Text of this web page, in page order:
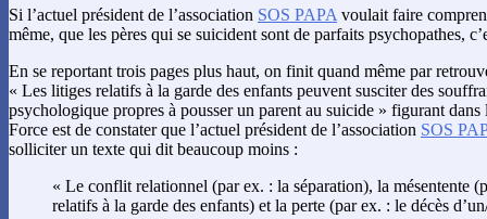
Si l’actuel président de l’association SOS PAPA voulait faire
même, que les pères qui se suicident sont de parfaits psychopathes,
En se reportant trois pages plus haut, on finit quand même par
« Les litiges relatifs à la garde des enfants peuvent susciter des
psychologique propres à pousser un parent au suicide » figurant
Force est de constater que l’actuel président de l’association SOS
solliciter un texte qui dit beaucoup moins :
« Le conflit relationnel (par ex. : la séparation), la mésentente
relatifs à la garde des enfants) et la perte (par ex. : le décès